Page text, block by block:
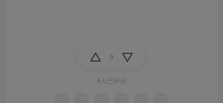
9
6人已评分